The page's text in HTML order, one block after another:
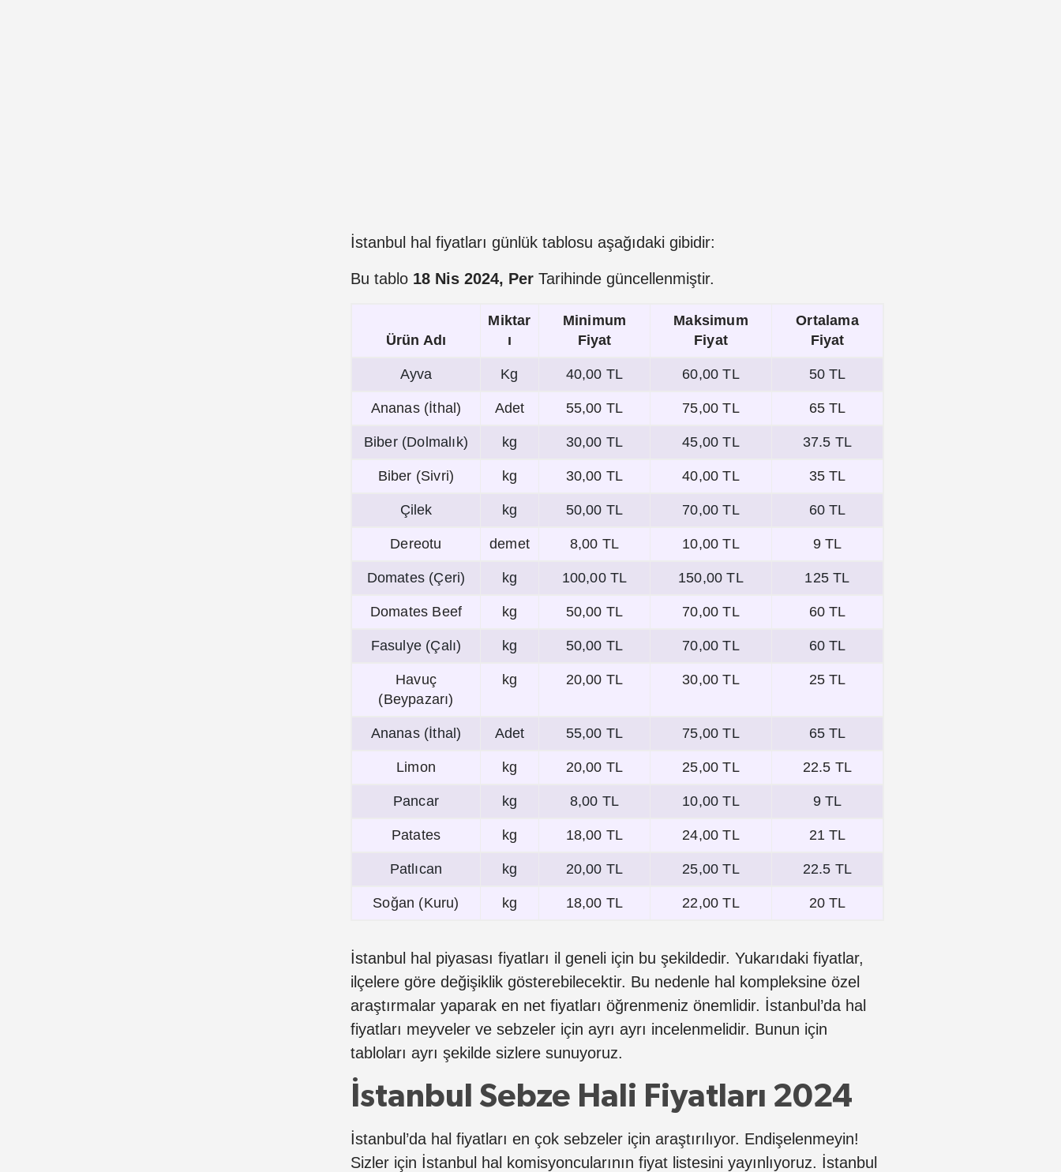
İstanbul hal fiyatları günlük tablosu aşağıdaki gibidir:
Bu tablo 18 Nis 2024, Per Tarihinde güncellenmiştir.
Ürün Adı
Miktar
ı
Minimum
Fiyat
Maksimum
Fiyat
Ortalama
Fiyat
Ayva Kg 40,00 TL 60,00 TL 50 TL
Ananas (İthal) Adet 55,00 TL 75,00 TL 65 TL
Biber (Dolmalık) kg 30,00 TL 45,00 TL 37.5 TL
Biber (Sivri) kg 30,00 TL 40,00 TL 35 TL
Çilek kg 50,00 TL 70,00 TL 60 TL
Dereotu demet 8,00 TL 10,00 TL 9 TL
Domates (Çeri) kg 100,00 TL 150,00 TL 125 TL
Domates Beef kg 50,00 TL 70,00 TL 60 TL
Fasulye (Çalı) kg 50,00 TL 70,00 TL 60 TL
Havuç
(Beypazarı)
kg 20,00 TL 30,00 TL 25 TL
Ananas (İthal) Adet 55,00 TL 75,00 TL 65 TL
Limon kg 20,00 TL 25,00 TL 22.5 TL
Pancar kg 8,00 TL 10,00 TL 9 TL
Patates kg 18,00 TL 24,00 TL 21 TL
Patlıcan kg 20,00 TL 25,00 TL 22.5 TL
Soğan (Kuru) kg 18,00 TL 22,00 TL 20 TL
İstanbul hal piyasası fiyatları il geneli için bu şekildedir. Yukarıdaki fiyatlar,
ilçelere göre değişiklik gösterebilecektir. Bu nedenle hal kompleksine özel
araştırmalar yaparak en net fiyatları öğrenmeniz önemlidir. İstanbul’da hal
fiyatları meyveler ve sebzeler için ayrı ayrı incelenmelidir. Bunun için
tabloları ayrı şekilde sizlere sunuyoruz.
İstanbul Sebze Hali Fiyatları 2024
İstanbul’da hal fiyatları en çok sebzeler için araştırılıyor. Endişelenmeyin!
Sizler için İstanbul hal komisyoncularının fiyat listesini yayınlıyoruz. İstanbul